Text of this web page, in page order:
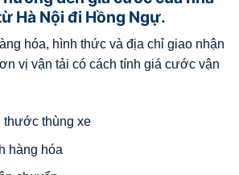
Hà Nội đi Hồng Ngự.
hóa, hình thức và địa chỉ giao nhận
vị vận tải có cách tính giá cước vận
thước thùng xe
hàng hóa